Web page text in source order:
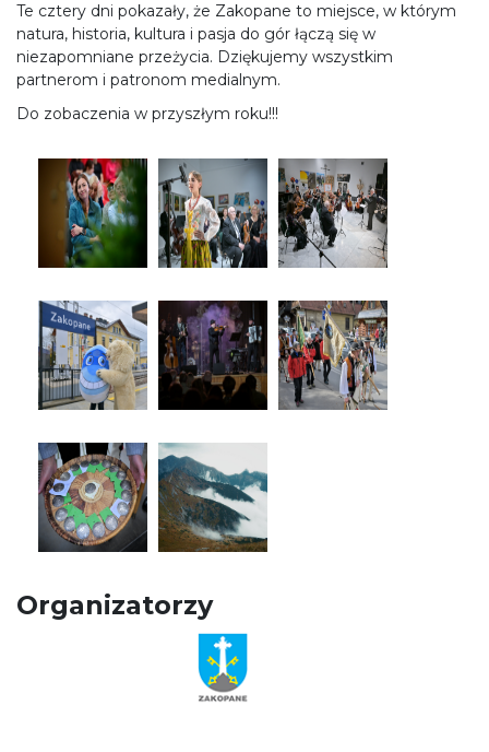
Te cztery dni pokazały, że Zakopane to miejsce, w którym
natura, historia, kultura i pasja do gór łączą się w
niezapomniane przeżycia. Dziękujemy wszystkim
partnerom i patronom medialnym.
Do zobaczenia w przyszłym roku!!!
Organizatorzy